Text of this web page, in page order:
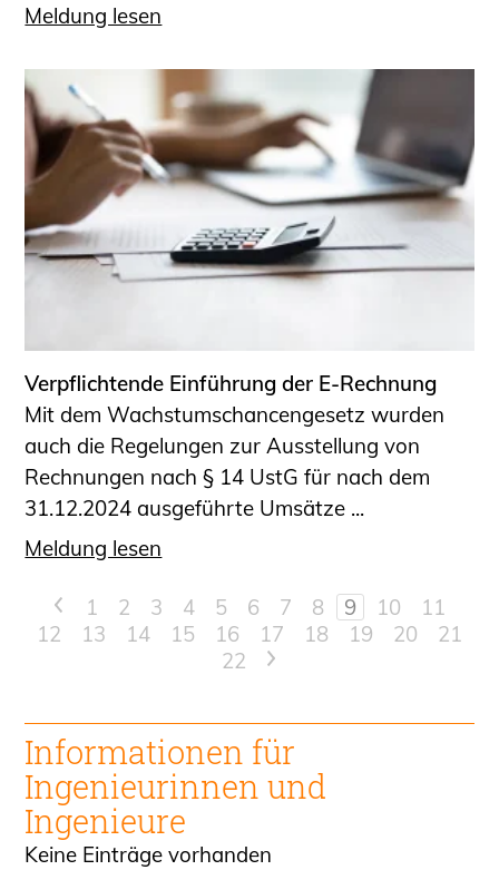
Meldung lesen
Verpflichtende Einführung der E-Rechnung
Mit dem Wachstumschancengesetz wurden
auch die Regelungen zur Ausstellung von
Rechnungen nach § 14 UstG für nach dem
31.12.2024 ausgeführte Umsätze ...
Meldung lesen
< 1 2 3 4 5 6 7 8 9 10
11
12
13 14 15 16 17 18 19 20
21
22
>
Informationen für
Ingenieurinnen und
Ingenieure
Keine Einträge vorhanden